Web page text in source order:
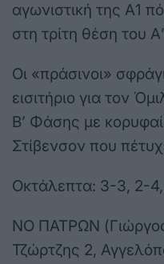
αγωνιστική της Α1
στη τρίτη θέση του
Οι «πράσινοι»
εισιτήριο για τον
Β’ Φάσης με
Στίβενσον που
Οκτάλεπτα: 3-3, 2-4,
ΝΟ ΠΑΤΡΩΝ
Τζώρτζης 2,